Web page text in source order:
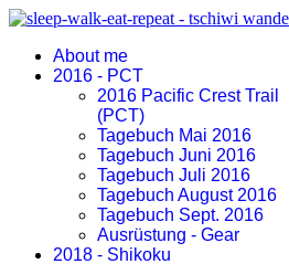
About me
2016 - PCT
2016 Pacific Crest Trail
(PCT)
Tagebuch Mai 2016
Tagebuch Juni 2016
Tagebuch Juli 2016
Tagebuch August 2016
Tagebuch Sept. 2016
Ausrüstung - Gear
2018 - Shikoku